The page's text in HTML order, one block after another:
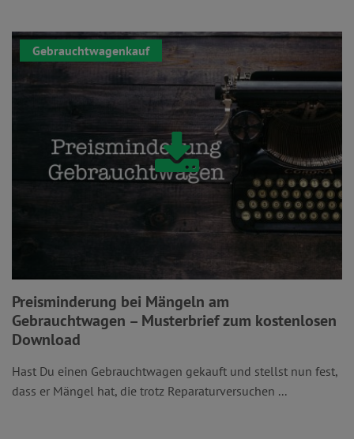
Gebrauchtwagenkauf
Preisminderung bei Mängeln am
Gebrauchtwagen – Musterbrief zum kostenlosen
Download
Hast Du einen Gebrauchtwagen gekauft und stellst nun fest,
dass er Mängel hat, die trotz Reparaturversuchen ...